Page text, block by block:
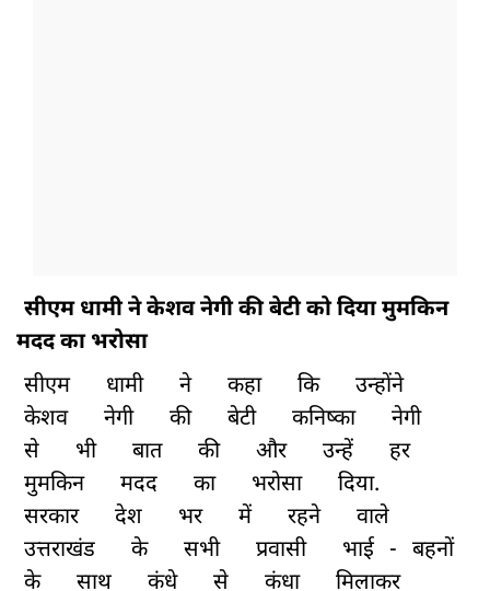
सीएम धामी ने केशव नेगी की बेटी को दिया मुमकिन
मदद का भरोसा
सीएम
धामी ने कहा कि
उन्होंने
केशव
नेगी की बेटी कनिष्का
नेगी
से
भी बात की और उन्हें
हर
मुमकिन
मदद का भरोसा
दिया.
सरकार
देश भर में रहने
वाले
उत्तराखंड
के सभी प्रवासी भाई - बहनों
के
साथ कंधे से कंधा मिलाकर